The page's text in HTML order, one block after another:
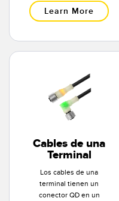
TECNOLOGÍA
Sensors with IO-Link
Learn More
Cables de una
Terminal
Los cables de una
terminal tienen un
conector QD en un